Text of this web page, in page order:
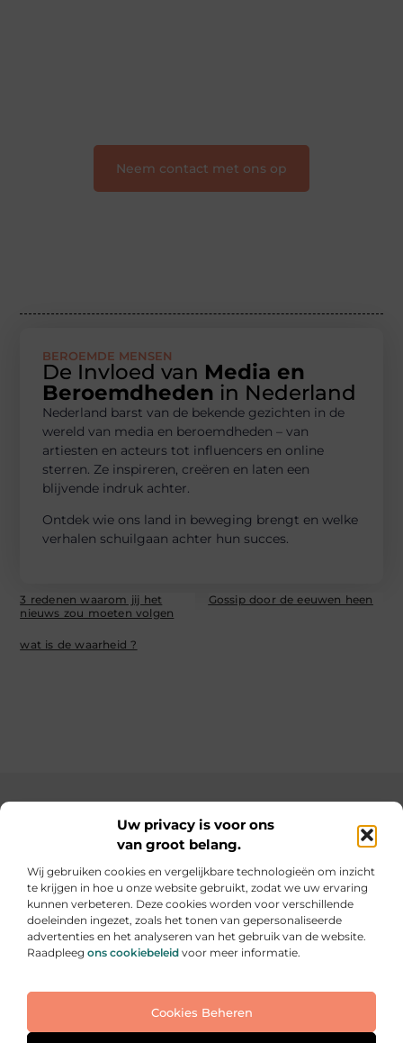
Uw privacy is voor ons
van groot belang.
Wij gebruiken cookies en vergelijkbare technologieën om inzicht
te krijgen in hoe u onze website gebruikt, zodat we uw ervaring
kunnen verbeteren. Deze cookies worden voor verschillende
doeleinden ingezet, zoals het tonen van gepersonaliseerde
advertenties en het analyseren van het gebruik van de website.
Raadpleeg ons cookiebeleid voor meer informatie.
Cookies Beheren
Neem contact met ons op
BEROEMDE MENSEN
De Invloed van Media en
Beroemdheden in Nederland
Nederland barst van de bekende gezichten in de
wereld van media en beroemdheden – van
artiesten en acteurs tot influencers en online
sterren. Ze inspireren, creëren en laten een
blijvende indruk achter.
Ontdek wie ons land in beweging brengt en welke
verhalen schuilgaan achter hun succes.
3 redenen waarom jij het
nieuws zou moeten volgen
Gossip door de eeuwen heen
wat is de waarheid ?
Elke dag iets nieuws op informe-toit.be
Praktische tips, slimme ideeën en boeiende verhalen
voor jouw dagelijks leven.